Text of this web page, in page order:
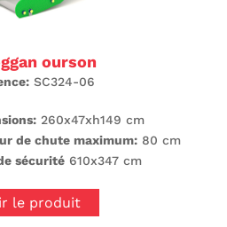
ourson
SC324-06
260x47xh149 cm
de chute maximum: 80 cm
sécurité 610x347 cm
le produit